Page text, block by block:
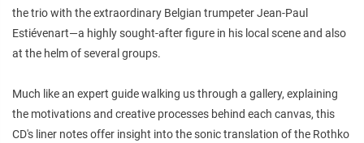
the trio with the extraordinary Belgian trumpeter Jean-Paul
Estiévenart—a highly sought-after figure in his local scene and also
at the helm of several groups.
Much like an expert guide walking us through a gallery, explaining
the motivations and creative processes behind each canvas, this
CD's liner notes offer insight into the sonic translation of the Rothko